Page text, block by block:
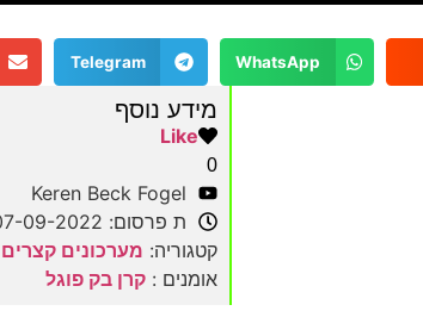
WhatsApp
Telegram
מידע נוסף
Like
0
Keren Beck Fogel
ת פרסום: 07-09-2022
קטגוריה: מערכונים קצרים
אומנים : קרן בק פוגל